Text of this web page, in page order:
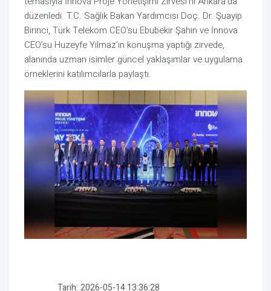
düzenledi. T.C. Sağlık Bakan Yardımcısı Doç. Dr. Şuayip
Birinci, Türk Telekom CEO’su Ebubekir Şahin ve İnnova
CEO’su Huzeyfe Yılmaz’ın konuşma yaptığı zirvede,
alanında uzman isimler güncel yaklaşımlar ve uygulama
örneklerini katılımcılarla paylaştı.
Tarih: 2026-05-14 13:36:28